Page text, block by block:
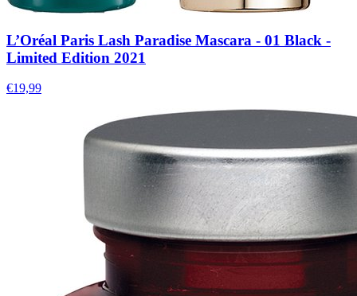
L’Oréal Paris Lash Paradise Mascara - 01 Black -
Limited Edition 2021
€19,99